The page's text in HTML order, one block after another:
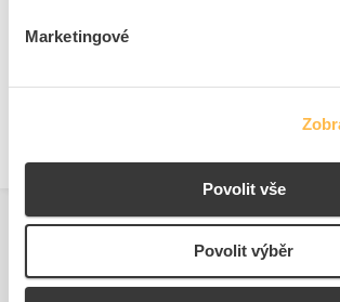
Marketingové
Povolit vše
Povolit výběr
Jmenovitý jalový výkon